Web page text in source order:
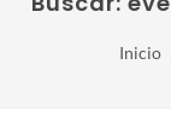
Inicio